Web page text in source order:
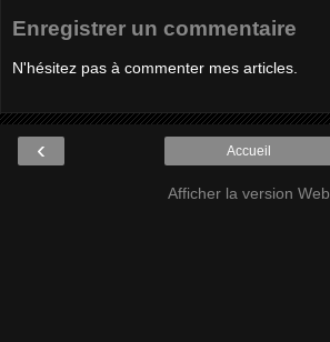
Enregistrer un commentaire
N'hésitez pas à commenter mes articles.
‹ Accueil
Afficher la version Web